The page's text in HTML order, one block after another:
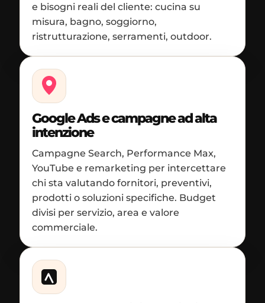
e bisogni reali del cliente: cucina su
misura, bagno, soggiorno,
ristrutturazione, serramenti, outdoor.
Google Ads e campagne ad alta
intenzione
Campagne Search, Performance Max,
YouTube e remarketing per intercettare
chi sta valutando fornitori, preventivi,
prodotti o soluzioni specifiche. Budget
divisi per servizio, area e valore
commerciale.